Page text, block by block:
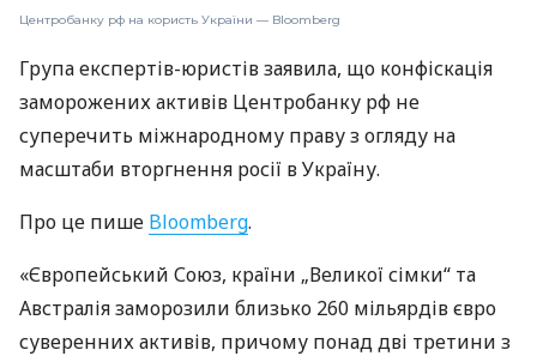
Центробанку рф на користь України — Bloomberg
Група експертів-юристів заявила, що конфіскація
заморожених активів Центробанку рф не
суперечить міжнародному праву з огляду на
масштаби вторгнення росії в Україну.
Про це пише Bloomberg.
«Європейський Союз, країни „Великої сімки“ та
Австралія заморозили близько 260 мільярдів євро
суверенних активів, причому понад дві третини з